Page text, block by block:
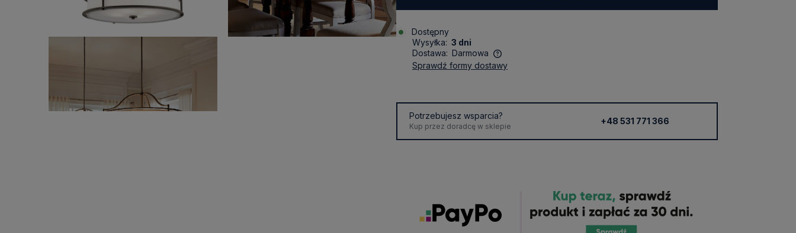
Dostępny
Wysyłka: 3 dni
Dostawa: Darmowa
sprawdź formy dostawy
Potrzebujesz wsparcia?
Kup przez doradcę w sklepie
+48 531 771 366